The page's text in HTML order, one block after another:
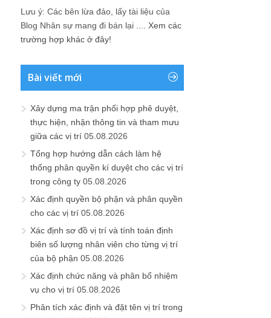
Lưu ý: Các bên lừa đảo, lấy tài liệu của
Blog Nhân sự mang đi bán lại .... Xem các
trường hợp khác ở đây!
Bài viết mới
Xây dựng ma trận phối hợp phê duyệt,
thực hiện, nhận thông tin và tham mưu
giữa các vị trí 05.08.2026
Tổng hợp hướng dẫn cách làm hệ
thống phân quyền kí duyệt cho các vị trí
trong công ty 05.08.2026
Xác định quyền bộ phận và phân quyền
cho các vị trí 05.08.2026
Xác định sơ đồ vị trí và tính toán định
biên số lượng nhân viên cho từng vị trí
của bộ phận 05.08.2026
Xác định chức năng và phân bổ nhiệm
vụ cho vị trí 05.08.2026
Phân tích xác định và đặt tên vị trí trong